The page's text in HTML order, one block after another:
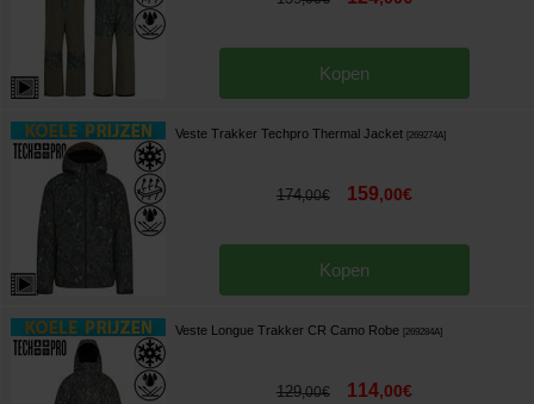
Kopen
Veste Trakker Techpro Thermal Jacket 269274A]
174,00€ 159,00€
Kopen
Veste Longue Trakker CR Camo Robe 269284A]
129,00€ 114,00€